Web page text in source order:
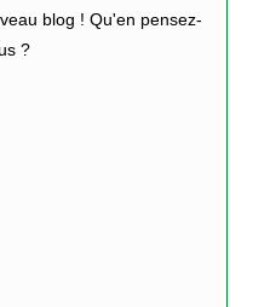
blog ! Qu'en pensez-
?